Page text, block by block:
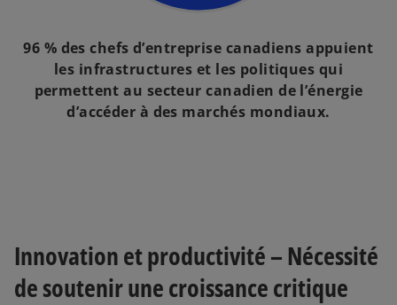
96 % des chefs d’entreprise canadiens appuient
les infrastructures et les politiques qui
permettent au secteur canadien de l’énergie
d’accéder à des marchés mondiaux.
Innovation et productivité – Nécessité
de soutenir une croissance critique